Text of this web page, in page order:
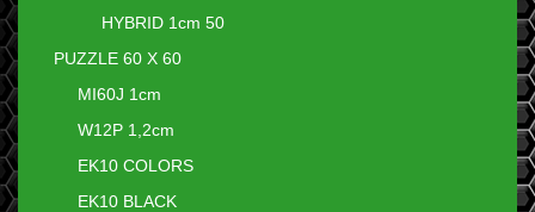
HYBRID 1cm 50
PUZZLE 60 X 60
MI60J 1cm
W12P 1,2cm
EK10 COLORS
EK10 BLACK